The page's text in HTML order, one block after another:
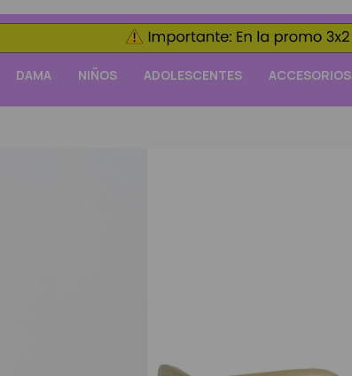
DAMA NIÑOS ADOLESCENTES ACCESORIOS